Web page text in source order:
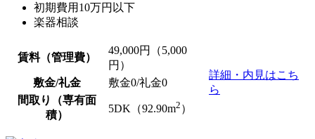
初期費用10万円以下
楽器相談
賃料（管理費）
49,000円（5,000
円）
詳細・内見はこち
ら
敷金/礼金 敷金0/礼金0
間取り（専有面
積）
5DK（92.90m2 ）